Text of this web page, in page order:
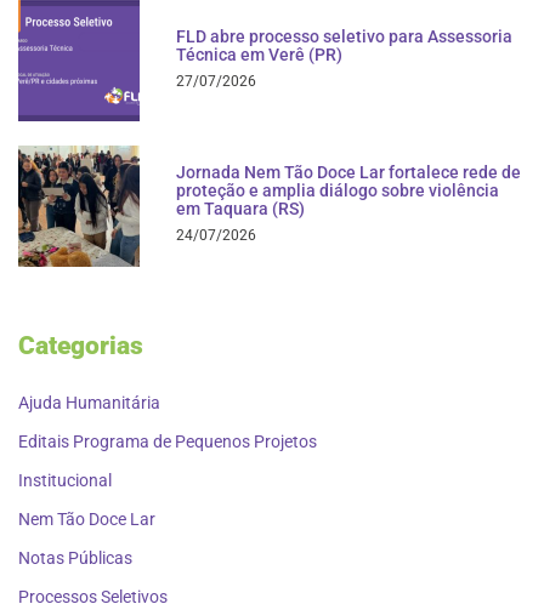
FLD abre processo seletivo para Assessoria
Técnica em Verê (PR)
27/07/2026
Jornada Nem Tão Doce Lar fortalece rede de
proteção e amplia diálogo sobre violência
em Taquara (RS)
24/07/2026
Categorias
Ajuda Humanitária
Editais Programa de Pequenos Projetos
Institucional
Nem Tão Doce Lar
Notas Públicas
Processos Seletivos